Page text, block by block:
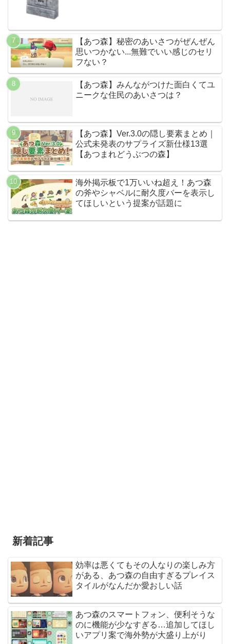
【あつ森】秘密のあいさつがぜんぜん
思いつかない...無難でいい感じのセリ
フない？
【あつ森】みんながつけた面白くてユ
ニークな住民のあいさつは？
【あつ森】Ver.3.0の隠し要素まとめ｜
公式未発表のサプライズ新仕様13選
【あつまれどうぶつの森】
海外掲示板で1万いいね超え！あつ森
の斧やシャベルに耐久度バーを表示し
てほしいという提案が話題に
新着記事
効率は悪くてもその人なりの楽しみ方
がある、あつ森の自由すぎるプレイス
タイルがなんだか愛おしい話
あつ森のスマートフォン、便利そうな
のに機能が少なすぎる…追加してほし
いアプリ案で海外勢が大盛り上がり